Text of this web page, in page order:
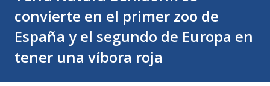
convierte en el primer zoo de
España y el segundo de Europa en
tener una víbora roja